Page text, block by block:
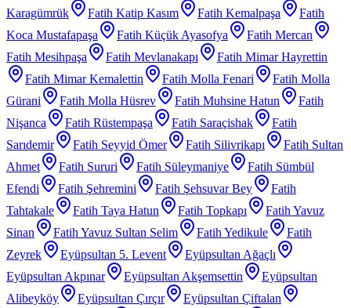
Karagümrük Fatih Katip Kasım Fatih Kemalpaşa
Fatih
Koca Mustafapaşa
Fatih Küçük Ayasofya
Fatih Mercan
Fatih Mesihpaşa
Fatih Mevlanakapı
Fatih Mimar Hayrettin
Fatih Mimar Kemalettin
Fatih Molla Fenari
Fatih Molla
Gürani
Fatih Molla Hüsrev Fatih Muhsine Hatun
Fatih
Nişanca
Fatih Rüstempaşa Fatih Saraçishak
Fatih
Sarıdemir
Fatih Seyyid Ömer Fatih Silivrikapı
Fatih Sultan
Ahmet
Fatih Sururi Fatih Süleymaniye
Fatih Sümbül
Efendi
Fatih Şehremini Fatih Şehsuvar Bey
Fatih
Tahtakale
Fatih Taya Hatun Fatih Topkapı
Fatih Yavuz
Sinan
Fatih Yavuz Sultan Selim Fatih Yedikule
Fatih
Zeyrek
Eyüpsultan 5. Levent
Eyüpsultan Ağaçlı
Eyüpsultan Akpınar
Eyüpsultan Akşemsettin
Eyüpsultan
Alibeyköy
Eyüpsultan Çırçır
Eyüpsultan Çiftalan